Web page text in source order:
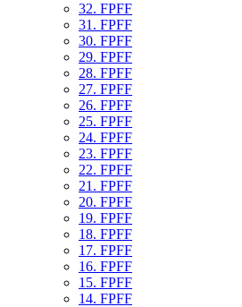
32. FPFF
31. FPFF
30. FPFF
29. FPFF
28. FPFF
27. FPFF
26. FPFF
25. FPFF
24. FPFF
23. FPFF
22. FPFF
21. FPFF
20. FPFF
19. FPFF
18. FPFF
17. FPFF
16. FPFF
15. FPFF
14. FPFF